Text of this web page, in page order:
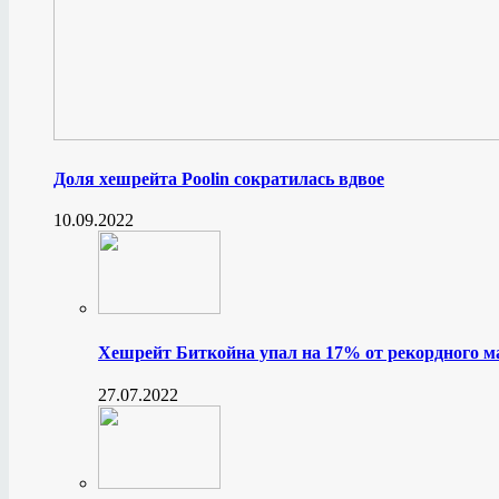
Доля хешрейта Poolin сократилась вдвое
10.09.2022
Хешрейт Биткойна упал на 17% от рекордного
27.07.2022